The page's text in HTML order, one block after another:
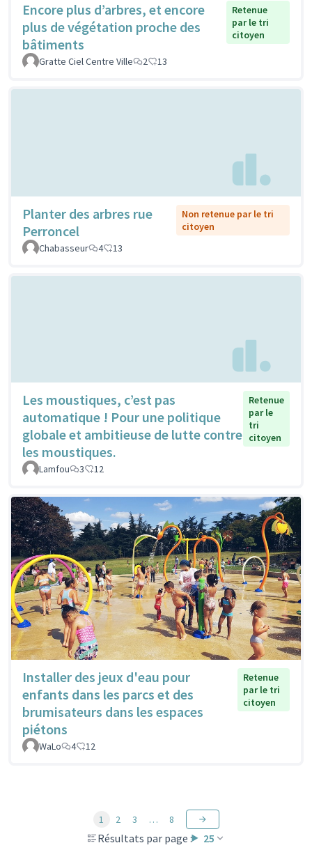
Encore plus d’arbres, et encore
plus de végétation proche des
bâtiments
Retenue
par le tri
citoyen
Gratte Ciel Centre Ville 2 13
Planter des arbres rue
Perroncel
Non retenue par le tri
citoyen
Chabasseur
4 13
Les moustiques, c’est pas
automatique ! Pour une politique
globale et ambitieuse de lutte contre
les moustiques.
Retenue
par le
tri
citoyen
Lamfou 3 12
Installer des jeux d'eau pour
enfants dans les parcs et des
brumisateurs dans les espaces
piétons
Retenue
par le tri
citoyen
WaLo 4 12
Résultats par page : 25
1 2 3 … 8